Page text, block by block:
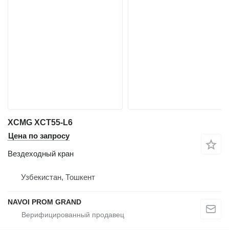
XCMG XCT55-L6
Цена по запросу
Вездеходный кран
Узбекистан, Тошкент
NAVOI PROM GRAND